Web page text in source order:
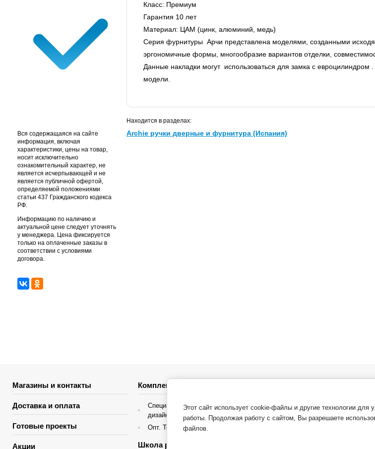
Вся содержащаяся на сайте
информация, включая
характеристики, цены на товар,
носит исключительно
ознакомительный характер, не
является исчерпывающей и не
является публичной офертой,
определяемой положениями
статьи 437 Гражданского кодекса
РФ.
Информацию по наличию и
актуальной цене следует уточнять
у менеджера. Цена фиксируется
только на оплаченные заказы в
соответствии с условиями
договора.
Класс: Премиум
Гарантия 10 лет
Материал: ЦАМ (цинк, алюминий, медь)
Серия фурнитуры Арчи представлена моделями, созданными
эргономичные формы, многообразие вариантов отделки,
Данные накладки могут использоваться для замка с
модели.
Находится в разделах:
Archie ручки дверные и фурнитура (Испания)
Магазины и контакты
Доставка и оплата
Готовые проекты
Акции
Комплектация объектов. Опт
Специальные условия для
дизайнеров интерьера
Опт. Торгующие организации
Школа ремонта
Новости
Этот сайт использует cookie-файлы и другие технологии для
работы. Продолжая работу с сайтом, Вы разрешаете
файлов.